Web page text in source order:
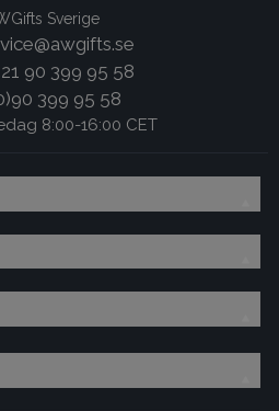
90 399 95 58
399 95 58
8:00-16:00 CET